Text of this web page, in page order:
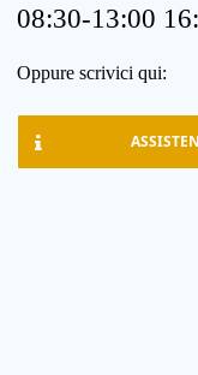
08:30-13:00
Oppure scrivici qui: